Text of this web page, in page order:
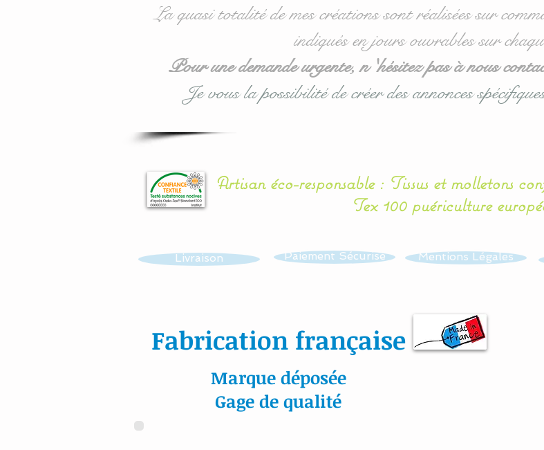
La quasi totalité de mes créations sont réalisées sur
indiqués en jours ouvrables sur
Pour une demande urgente, n 'hésitez pas à nous
Je vous la possibilité de créer des annonces
Artisan éco-responsable : Tissus et molletons
Tex 100 puériculture
Livraison Paiement Sécurisé Mentions Légales
Fabrication française
Marque déposée
Gage de qualité